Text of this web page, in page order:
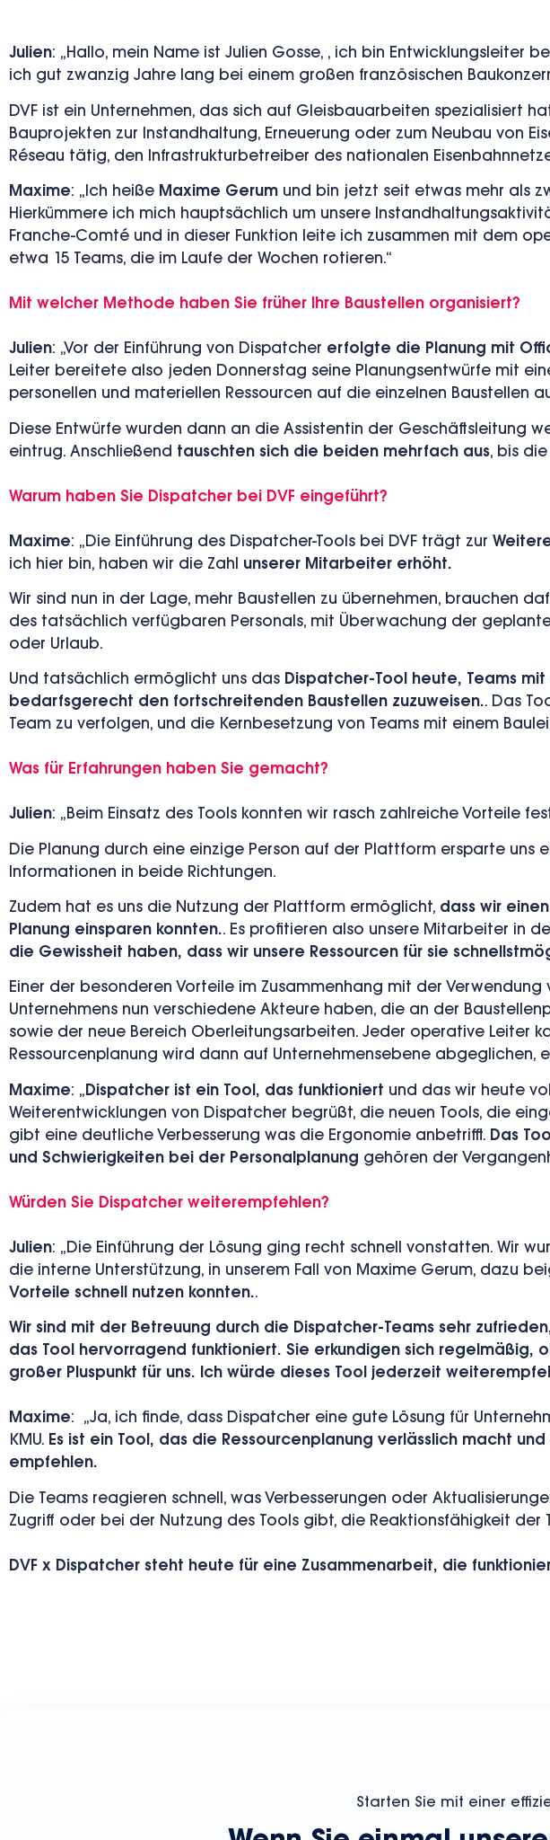
Julien: „Hallo, mein Name ist Julien Gosse, , ich bin Entwicklungsleiter
ich gut zwanzig Jahre lang bei einem großen französischen
DVF ist ein Unternehmen, das sich auf Gleisbauarbeiten spezialisiert
Bauprojekten zur Instandhaltung, Erneuerung oder zum Neubau von
Réseau tätig, den Infrastrukturbetreiber des nationalen
Maxime: „Ich heiße Maxime Gerum und bin jetzt seit etwas mehr als
Hier kümmere ich mich hauptsächlich um unsere
Franche-Comté und in dieser Funktion leite ich zusammen mit dem
etwa 15 Teams, die im Laufe der Wochen rotieren.“
Mit welcher Methode haben Sie früher Ihre Baustellen organisiert?
Julien: „Vor der Einführung von Dispatcher erfolgte die Planung mit
Leiter bereitete also jeden Donnerstag seine Planungsentwürfe mit
personellen und materiellen Ressourcen auf die einzelnen Baustellen
Diese Entwürfe wurden dann an die Assistentin der Geschäftsleitung
eintrug. Anschließend tauschten sich die beiden mehrfach aus, bis
Warum haben Sie Dispatcher bei DVF eingeführt?
Maxime: „Die Einführung des Dispatcher-Tools bei DVF trägt zur
ich hier bin, haben wir die Zahl
unserer Mitarbeiter erhöht.
Wir sind nun in der Lage, mehr Baustellen zu übernehmen, brauchen
des tatsächlich verfügbaren Personals, mit Überwachung der
oder Urlaub.
Und tatsächlich ermöglicht uns das Dispatcher-Tool heute, Teams
bedarfsgerecht den fortschreitenden Baustellen zuzuweisen.. Das
Team zu verfolgen, und die Kernbesetzung von Teams mit einem
Was für Erfahrungen haben Sie gemacht?
Julien: „Beim Einsatz des Tools konnten wir rasch zahlreiche Vorteile
Die Planung durch eine einzige Person auf der Plattform ersparte uns
Informationen in beide Richtungen.
Zudem hat es uns die Nutzung der Plattform ermöglicht, dass wir
Planung einsparen konnten.. Es profitieren also unsere Mitarbeiter in
die Gewissheit haben, dass wir unsere Ressourcen für sie
Einer der besonderen Vorteile im Zusammenhang mit der
Unternehmens nun verschiedene Akteure haben, die an der
sowie der neue Bereich Oberleitungsarbeiten. Jeder operative Leiter
Ressourcenplanung wird dann auf Unternehmensebene abgeglichen,
Maxime: „ Dispatcher ist ein Tool, das funktioniert und das wir heute
Weiterentwicklungen von Dispatcher begrüßt, die neuen Tools, die
gibt eine deutliche Verbesserung was die Ergonomie anbetrifft. Das
und Schwierigkeiten bei der Personalplanung gehören der
Würden Sie Dispatcher weiterempfehlen?
Julien: „Die Einführung der Lösung ging recht schnell vonstatten. Wir
die interne Unterstützung, in unserem Fall von Maxime Gerum, dazu
Vorteile schnell nutzen konnten..
Wir sind mit der Betreuung durch die Dispatcher-Teams sehr
das Tool hervorragend funktioniert. Sie erkundigen sich regelmäßig,
großer Pluspunkt für uns. Ich würde dieses Tool jederzeit
Maxime: „Ja, ich finde, dass Dispatcher eine gute Lösung für
KMU. Es ist ein Tool, das die Ressourcenplanung verlässlich macht
empfehlen.
Die Teams reagieren schnell, was Verbesserungen oder
Zugriff oder bei der Nutzung des Tools gibt, die Reaktionsfähigkeit der
DVF x Dispatcher steht heute für eine Zusammenarbeit, die
Starten Sie mit einer